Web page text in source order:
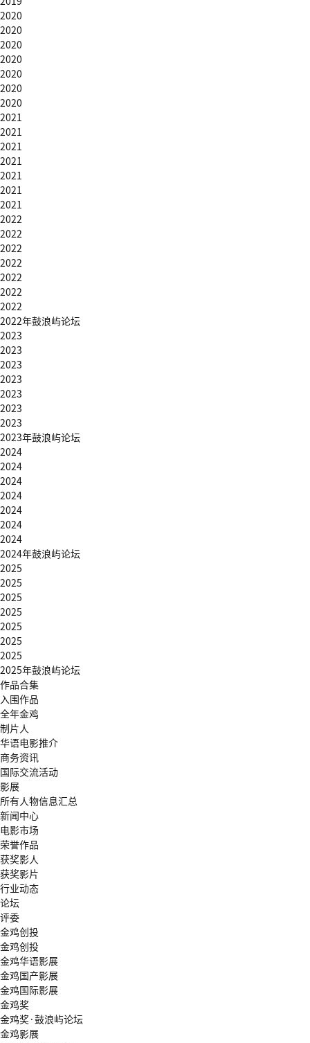
2020
2020
2020
2020
2020
2020
2020
2021
2021
2021
2021
2021
2021
2021
2022
2022
2022
2022
2022
2022
2022
2022年鼓浪屿论坛
2023
2023
2023
2023
2023
2023
2023
2023年鼓浪屿论坛
2024
2024
2024
2024
2024
2024
2024
2024年鼓浪屿论坛
2025
2025
2025
2025
2025
2025
2025
2025年鼓浪屿论坛
作品合集
入围作品
全年金鸡
制片人
华语电影推介
商务资讯
国际交流活动
影展
所有人物信息汇总
新闻中心
电影市场
荣誉作品
获奖影人
获奖影片
行业动态
论坛
评委
金鸡创投
金鸡创投
金鸡华语影展
金鸡国产影展
金鸡国际影展
金鸡奖
金鸡奖·鼓浪屿论坛
金鸡影展